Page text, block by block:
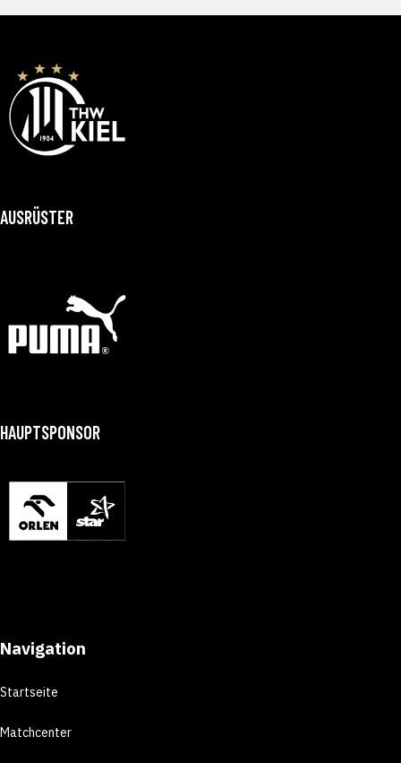
AUSRÜSTER
HAUPTSPONSOR
Navigation
Startseite
Matchcenter